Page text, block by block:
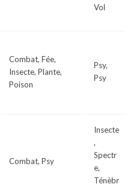
Vol
Combat, Fée,
Insecte, Plante,
Poison
Psy,
Psy
Combat, Psy
Insecte
,
Spectr
e,
Ténèbr